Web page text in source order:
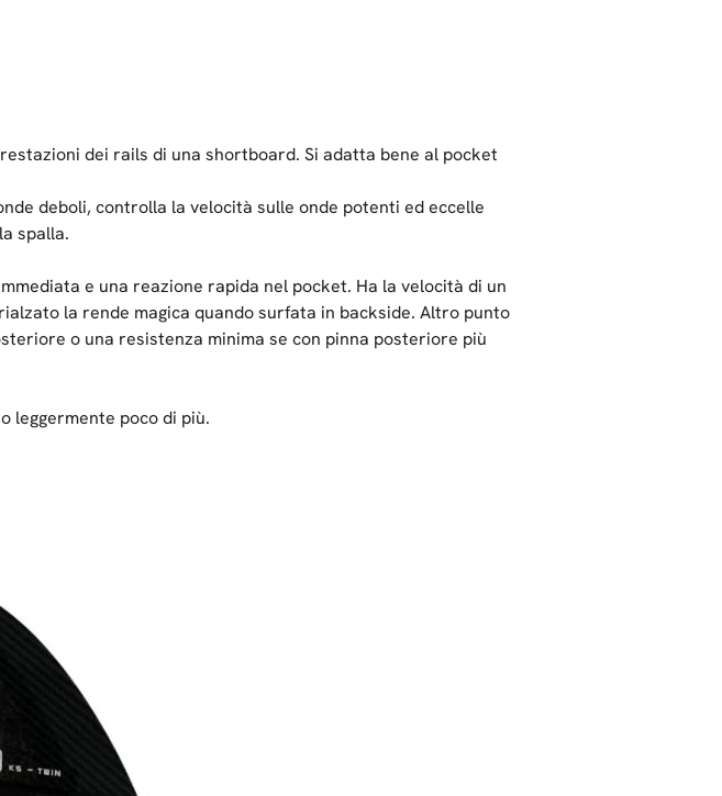
dei rails di una shortboard. Si adatta bene al pocket
deboli, controlla la velocità sulle onde potenti ed eccelle
spalla.
e una reazione rapida nel pocket. Ha la velocità di un
la rende magica quando surfata in backside. Altro punto
o una resistenza minima se con pinna posteriore più
leggermente poco di più.